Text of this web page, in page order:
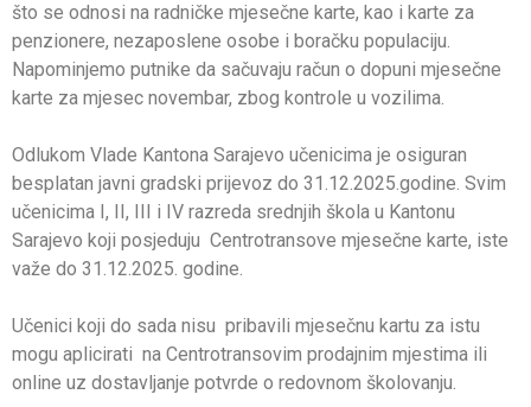
što se odnosi na radničke mjesečne karte, kao i karte za
penzionere, nezaposlene osobe i boračku populaciju.
Napominjemo putnike da sačuvaju račun o dopuni mjesečne
karte za mjesec novembar, zbog kontrole u vozilima.
Odlukom Vlade Kantona Sarajevo učenicima je osiguran
besplatan javni gradski prijevoz do 31.12.2025.godine. Svim
učenicima I, II, III i IV razreda srednjih škola u Kantonu
Sarajevo koji posjeduju Centrotransove mjesečne karte, iste
važe do 31.12.2025. godine.
Učenici koji do sada nisu pribavili mjesečnu kartu za istu
mogu aplicirati na Centrotransovim prodajnim mjestima ili
online uz dostavljanje potvrde o redovnom školovanju.